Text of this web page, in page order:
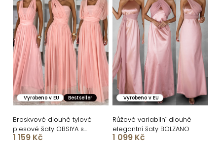
Vyrobeno v EU Bestseller
Broskvové dlouhé tylové
plesové šaty OBSIYA s
vlečkou
1 159 Kč
Vyrobeno v EU
Růžové variabilní dlouhé
elegantní šaty BOLZANO
1 099 Kč